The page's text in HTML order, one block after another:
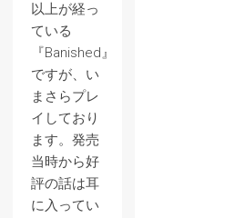
以上が経っ
ている
『Banished』
ですが、い
まさらプレ
イしており
ます。発売
当時から好
評の話は耳
に入ってい